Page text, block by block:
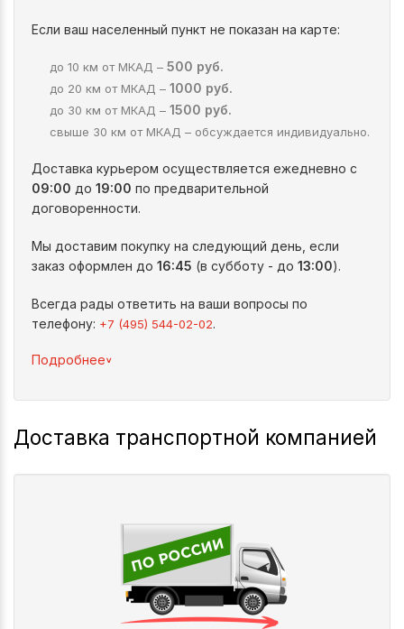
Если ваш населенный пункт не показан на карте:
до 10 км от МКАД – 500 руб.
до 20 км от МКАД – 1000 руб.
до 30 км от МКАД – 1500 руб.
свыше 30 км от МКАД – обсуждается индивидуально.
Доставка курьером осуществляется ежедневно с
09:00 до 19:00 по предварительной
договоренности.
Мы доставим покупку на следующий день, если
заказ оформлен до 16:45 (в субботу - до 13:00).
Всегда рады ответить на ваши вопросы по
телефону: +7 (495) 544-02-02.
Подробнее^
Доставка транспортной компанией